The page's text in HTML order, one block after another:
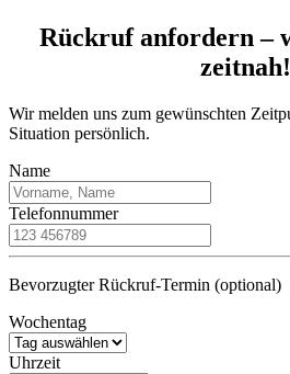
Rückruf anfordern –
zeitnah!
Wir melden uns zum gewünschten
Situation persönlich.
Name
Telefonnummer
Bevorzugter Rückruf-Termin (optional)
Wochentag
Uhrzeit